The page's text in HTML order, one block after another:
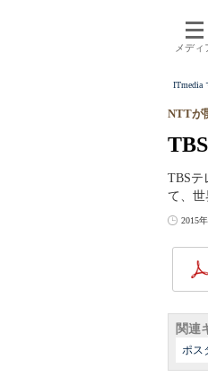
メディ
ITmedia
NTTが
TBSテ
て、
2015
関連
ポス